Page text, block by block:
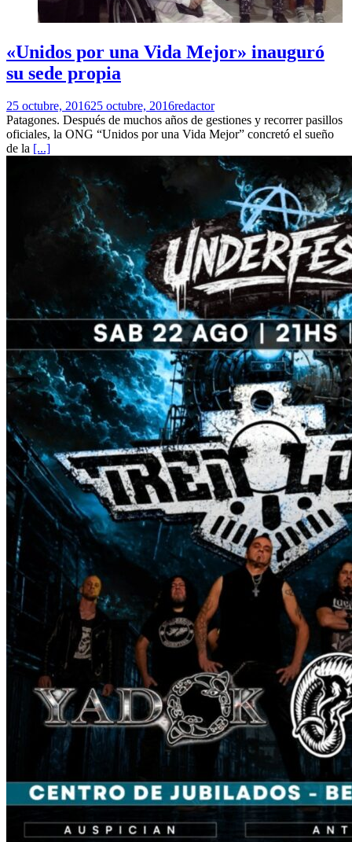
«Unidos por una Vida Mejor» inauguró
su sede propia
25 octubre, 201625 octubre, 2016redactor
Patagones. Después de muchos años de gestiones y recorrer pasillos
oficiales, la ONG “Unidos por una Vida Mejor” concretó el sueño
de la [...]